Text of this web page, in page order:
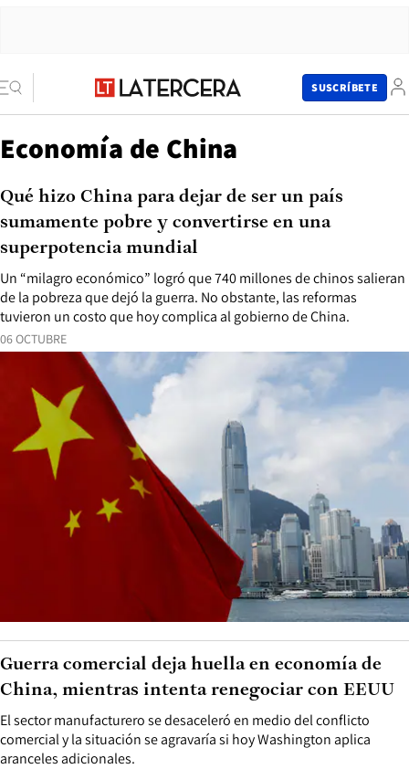
SUSCRÍBETE
Economía de China
06 OCTUBRE
Un “milagro económico” logró que 740 millones de chinos salieran
de la pobreza que dejó la guerra. No obstante, las reformas
tuvieron un costo que hoy complica al gobierno de China.
Qué hizo China para dejar de ser un país
sumamente pobre y convertirse en una
superpotencia mundial
El sector manufacturero se desaceleró en medio del conflicto
comercial y la situación se agravaría si hoy Washington aplica
aranceles adicionales.
Guerra comercial deja huella en economía de
China, mientras intenta renegociar con EEUU